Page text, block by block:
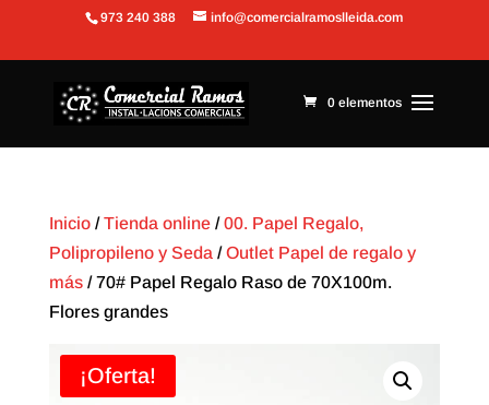
Abrir barra de herramientas
973 240 388 info@comercialramoslleida.com
0 elementos
Inicio/Tienda online/00. Papel Regalo,
Polipropileno y Seda /Outlet Papel de regalo y
más/ 70# Papel Regalo Raso de 70X100m.
Flores grandes
¡Oferta!